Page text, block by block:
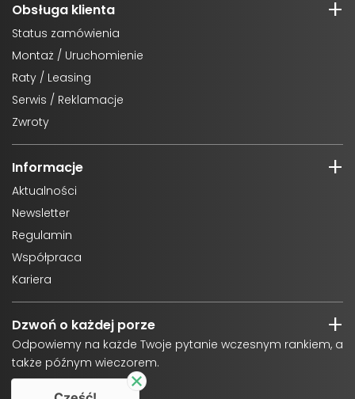
Obsługa klienta
Status zamówienia
Montaż / Uruchomienie
Raty / Leasing
Serwis / Reklamacje
Zwroty
Informacje
Aktualności
Newsletter
Regulamin
Współpraca
Kariera
Dzwoń o każdej porze
Odpowiemy na każde Twoje pytanie wczesnym rankiem, a
także późnym wieczorem.